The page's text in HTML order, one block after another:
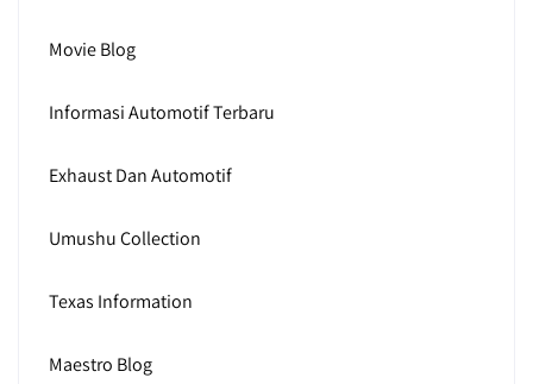
Movie Blog
Informasi Automotif Terbaru
Exhaust Dan Automotif
Umushu Collection
Texas Information
Maestro Blog